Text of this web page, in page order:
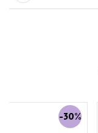
-30%